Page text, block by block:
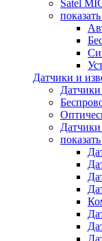
Satel
Датчики и
Датчики